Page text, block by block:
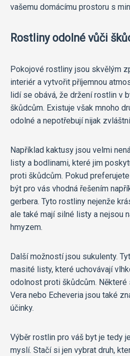
vašemu domácímu prostoru s
Rostliny odolné vůči
Pokojové rostliny jsou skvělým
interiér a vytvořit příjemnou
lidí se obává, že držení rostlin v
škůdcům. Existuje však mnoho
odolné a nepotřebují nijak
Například kaktusy jsou velmi
listy a bodlinami, které jim
proti škůdcům. Pokud
být pro vás vhodná řešením
gerbera. Tyto rostliny nejenže
ale také mají silné listy a nejsou
hmyzem.
Další možností jsou sukulenty.
masité listy, které uchovávají
odolnost proti škůdcům. Některé
Vera nebo Echeveria jsou také
účinky.
Výběr rostlin pro váš byt je tedy
myslí. Stačí si jen vybrat druh,